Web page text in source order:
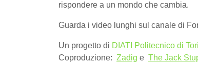
rispondere a un mondo che cambia.
Guarda i video lunghi sul canale di
Un progetto di DIATI Politecnico di
Coproduzione: Zadig e The Jack